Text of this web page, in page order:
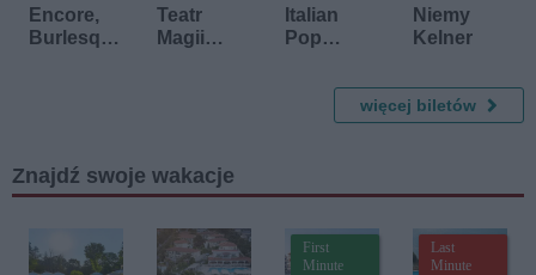
19 września 2026
Encore,
Burlesque
3 października 2026
Teatr
Magii
9 października 2026
Italian
Pop
Cover
Bocelli
Niemy
Kelner
więcej biletów
Znajdź swoje wakacje
First
Minute
Last
Minute